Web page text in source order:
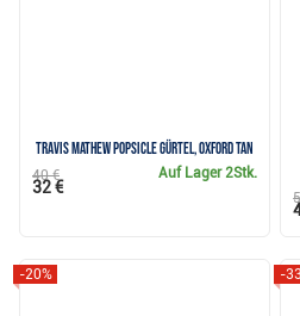
Travis Mathew POPSICLE Gürtel, oxford tan
Auf Lager2Stk.
40 €
32 €
-20% -